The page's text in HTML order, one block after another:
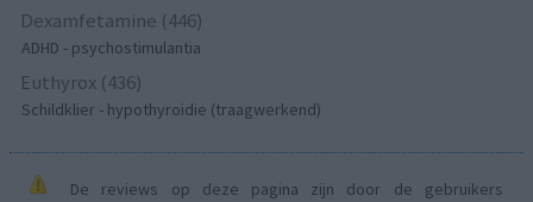
Dexamfetamine (446)
ADHD - psychostimulantia
Euthyrox (436)
Schildklier - hypothyroidie (traagwerkend)
De reviews op deze pagina zijn door de gebruikers